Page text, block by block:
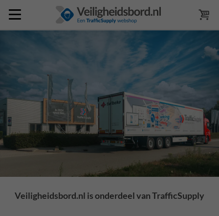
Veiligheidsbord.nl is onderdeel van TrafficSupply